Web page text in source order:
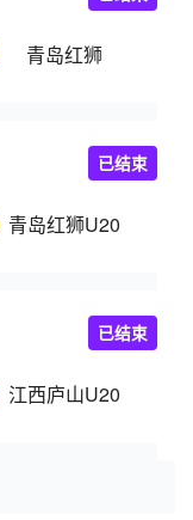
青岛红狮
青岛红狮U20
已结束
江西庐山U20
已结束